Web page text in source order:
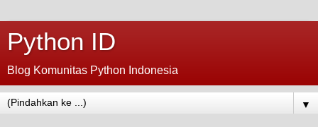
Python ID
Blog Komunitas Python Indonesia
▼